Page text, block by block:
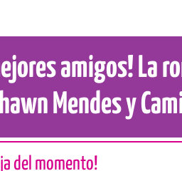
amigos! La
Mendes y
del momento!